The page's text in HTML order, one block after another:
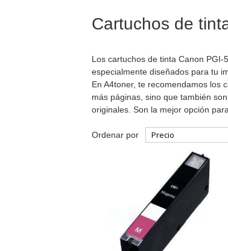
Cartuchos de
Los cartuchos de tinta Canon PGI-
especialmente diseñados para tu
En A4toner, te recomendamos los
más páginas, sino que también
originales. Son la mejor opción
Ordenar por